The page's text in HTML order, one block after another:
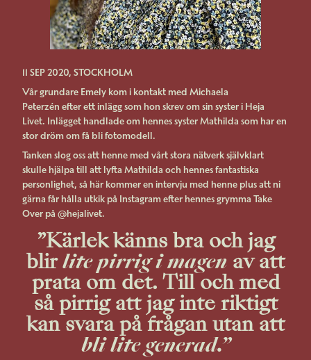
11 SEP 2020, STOCKHOLM
Vår grundare Emely kom i kontakt med Michaela
Peterzén efter ettinlägg som hon skrev om sin syster i Heja
Livet. Inlägget handlade om hennes syster Mathilda som har en
stor dröm om få bli fotomodell.
Tanken slog oss att henne med vårt stora nätverk självklart
skulle hjälpa till att lyfta Mathilda och hennes fantastiska
personlighet, så här kommer en intervju med henne plus att ni
gärna får hålla utkik på Instagram efter hennes grymma Take
Over på @hejalivet.
”Kärlek känns bra och jag
blirlite pirrig i magen av att
prata om det. Till och med
så pirrig att jag inte riktigt
kan svara på frågan utan att
bli lite generad.”